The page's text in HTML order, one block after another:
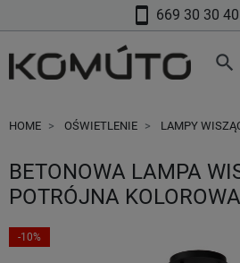
smartphone 669 30 30 40
search
HOME OŚWIETLENIE LAMPY
BETONOWA LAMPA
POTRÓJNA KOLOROWA
-10%